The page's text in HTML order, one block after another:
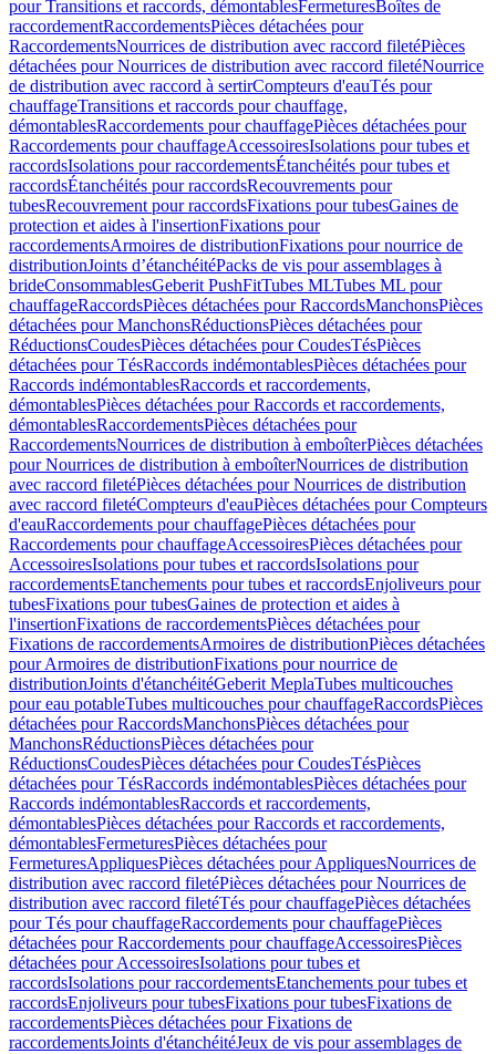
pour Transitions et raccords, démontablesFermeturesBoîtes de
raccordementRaccordementsPièces détachées pour
RaccordementsNourrices de distribution avec raccord filetéPièces
détachées pour Nourrices de distribution avec raccord filetéNourrice
de distribution avec raccord à sertirCompteurs d'eauTés pour
chauffageTransitions et raccords pour chauffage,
démontablesRaccordements pour chauffagePièces détachées pour
Raccordements pour chauffageAccessoiresIsolations pour tubes et
raccordsIsolations pour raccordementsÉtanchéités pour tubes et
raccordsÉtanchéités pour raccordsRecouvrements pour
tubesRecouvrement pour raccordsFixations pour tubesGaines de
protection et aides à l'insertionFixations pour
raccordementsArmoires de distributionFixations pour nourrice de
distributionJoints d’étanchéitéPacks de vis pour assemblages à
brideConsommablesGeberit PushFitTubes MLTubes ML pour
chauffageRaccordsPièces détachées pour RaccordsManchonsPièces
détachées pour ManchonsRéductionsPièces détachées pour
RéductionsCoudesPièces détachées pour CoudesTésPièces
détachées pour TésRaccords indémontablesPièces détachées pour
Raccords indémontablesRaccords et raccordements,
démontablesPièces détachées pour Raccords et raccordements,
démontablesRaccordementsPièces détachées pour
RaccordementsNourrices de distribution à emboîterPièces détachées
pour Nourrices de distribution à emboîterNourrices de distribution
avec raccord filetéPièces détachées pour Nourrices de distribution
avec raccord filetéCompteurs d'eauPièces détachées pour Compteurs
d'eauRaccordements pour chauffagePièces détachées pour
Raccordements pour chauffageAccessoiresPièces détachées pour
AccessoiresIsolations pour tubes et raccordsIsolations pour
raccordementsEtanchements pour tubes et raccordsEnjoliveurs pour
tubesFixations pour tubesGaines de protection et aides à
l'insertionFixations de raccordementsPièces détachées pour
Fixations de raccordementsArmoires de distributionPièces détachées
pour Armoires de distributionFixations pour nourrice de
distributionJoints d'étanchéitéGeberit MeplaTubes multicouches
pour eau potableTubes multicouches pour chauffageRaccordsPièces
détachées pour RaccordsManchonsPièces détachées pour
ManchonsRéductionsPièces détachées pour
RéductionsCoudesPièces détachées pour CoudesTésPièces
détachées pour TésRaccords indémontablesPièces détachées pour
Raccords indémontablesRaccords et raccordements,
démontablesPièces détachées pour Raccords et raccordements,
démontablesFermeturesPièces détachées pour
FermeturesAppliquesPièces détachées pour AppliquesNourrices de
distribution avec raccord filetéPièces détachées pour Nourrices de
distribution avec raccord filetéTés pour chauffagePièces détachées
pour Tés pour chauffageRaccordements pour chauffagePièces
détachées pour Raccordements pour chauffageAccessoiresPièces
détachées pour AccessoiresIsolations pour tubes et
raccordsIsolations pour raccordementsEtanchements pour tubes et
raccordsEnjoliveurs pour tubesFixations pour tubesFixations de
raccordementsPièces détachées pour Fixations de
raccordementsJoints d'étanchéitéJeux de vis pour assemblages de